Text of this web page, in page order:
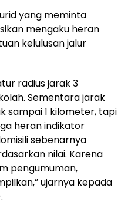
yang meminta
mengaku heran
kelulusan jalur
radius jarak 3
Sementara jarak
sampai 1 kilometer, tapi
heran indikator
sebenarnya
nilai. Karena
pengumuman,
ujarnya kepada